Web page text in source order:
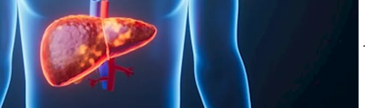
كيف أعرف أن ألم البطن من الكبد؟- إليك الإجابة